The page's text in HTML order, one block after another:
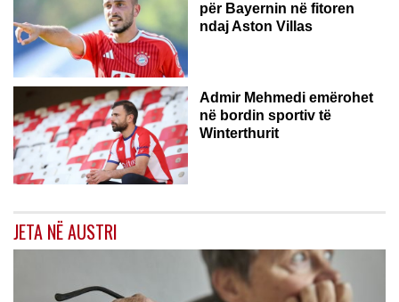
për Bayernin në fitoren
ndaj Aston Villas
ZVICËR
Admir Mehmedi emërohet
në bordin sportiv të
Winterthurit
JETA NË AUSTRI